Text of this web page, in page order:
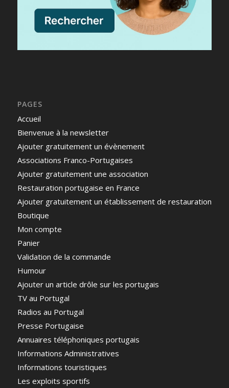
PAGES
Accueil
Bienvenue à la newsletter
Ajouter gratuitement un évènement
Associations Franco-Portugaises
Ajouter gratuitement une association
Restauration portugaise en France
Ajouter gratuitement un établissement de restauration
Boutique
Mon compte
Panier
Validation de la commande
Humour
Ajouter un article drôle sur les portugais
TV au Portugal
Radios au Portugal
Presse Portugaise
Annuaires téléphoniques portugais
Informations Administratives
Informations touristiques
Les exploits sportifs